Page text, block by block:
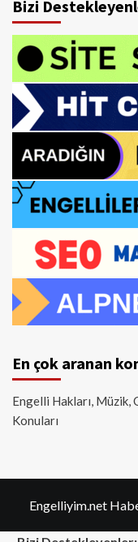
Bizi
En çok aranan
Engelli Hakları, Müzik,
Konuları
Engelliyim.net